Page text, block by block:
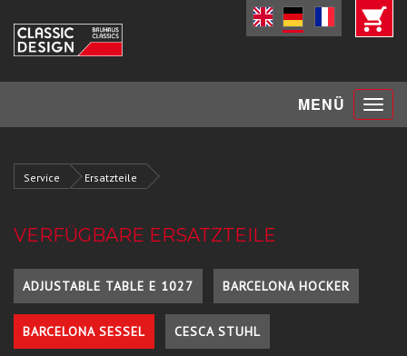
MENÜ Toggle
Service Ersatzteile
VERFÜGBARE ERSATZTEILE
ADJUSTABLE TABLE E 1027 BARCELONA HOCKER
BARCELONA SESSEL CESCA STUHL